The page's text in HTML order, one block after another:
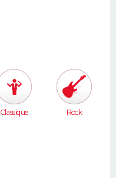
Classique Rock